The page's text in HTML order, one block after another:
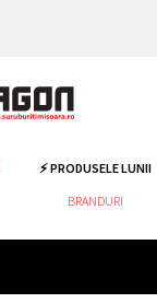
⚡ PRODUSELE LUNII
BRANDURI